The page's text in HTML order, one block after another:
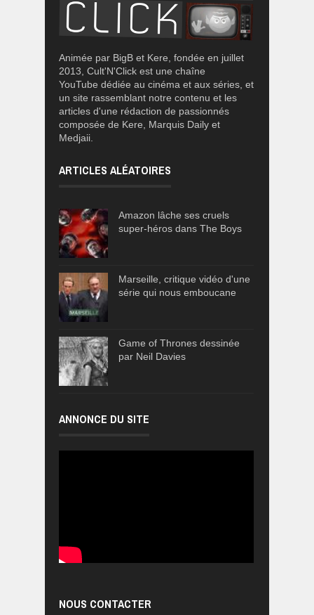
Animée par BigB et Kere, fondée en juillet
2013, Cult'N'Click est une chaîne
YouTube dédiée au cinéma et aux séries, et
un site rassemblant notre contenu et les
articles d'une rédaction de passionnés
composée de Kere, Marquis Daily et
Medjaii.
ARTICLES ALÉATOIRES
Amazon lâche ses cruels
super-héros dans The Boys
Marseille, critique vidéo d'une
série qui nous emboucane
Game of Thrones dessinée
par Neil Davies
ANNONCE DU SITE
NOUS CONTACTER